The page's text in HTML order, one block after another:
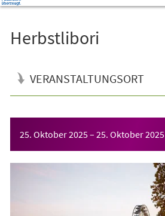
Herbstlibori
VERANSTALTUNGSORT
25. Oktober 2025– 25. Oktober 2025